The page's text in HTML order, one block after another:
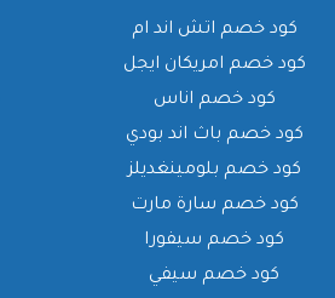
كود خصم اتش اند ام
كود خصم امريكان ايجل
كود خصم اناس
كود خصم باث اند بودي
كود خصم بلومينغديلز
كود خصم سارة مارت
كود خصم سيفورا
كود خصم سيفي